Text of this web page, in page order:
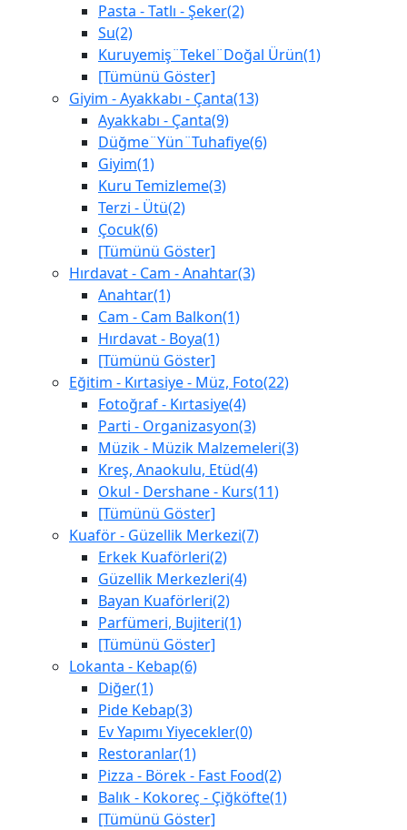
Pasta - Tatlı - Şeker(2)
Su(2)
Kuruyemiş¨Tekel¨Doğal Ürün(1)
[Tümünü Göster]
Giyim - Ayakkabı - Çanta(13)
Ayakkabı - Çanta(9)
Düğme¨Yün¨Tuhafiye(6)
Giyim(1)
Kuru Temizleme(3)
Terzi - Ütü(2)
Çocuk(6)
[Tümünü Göster]
Hırdavat - Cam - Anahtar(3)
Anahtar(1)
Cam - Cam Balkon(1)
Hırdavat - Boya(1)
[Tümünü Göster]
Eğitim - Kırtasiye - Müz, Foto(22)
Fotoğraf - Kırtasiye(4)
Parti - Organizasyon(3)
Müzik - Müzik Malzemeleri(3)
Kreş, Anaokulu, Etüd(4)
Okul - Dershane - Kurs(11)
[Tümünü Göster]
Kuaför - Güzellik Merkezi(7)
Erkek Kuaförleri(2)
Güzellik Merkezleri(4)
Bayan Kuaförleri(2)
Parfümeri, Bujiteri(1)
[Tümünü Göster]
Lokanta - Kebap(6)
Diğer(1)
Pide Kebap(3)
Ev Yapımı Yiyecekler(0)
Restoranlar(1)
Pizza - Börek - Fast Food(2)
Balık - Kokoreç - Çiğköfte(1)
[Tümünü Göster]